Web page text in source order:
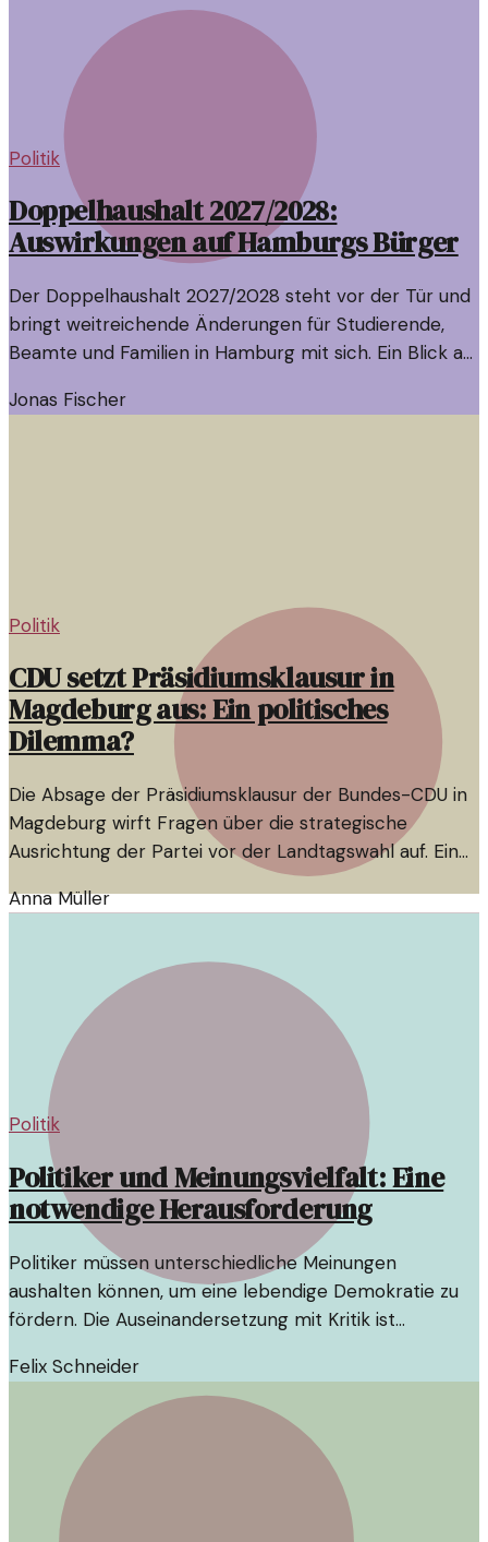
Politik
Doppelhaushalt 2027/2028:
Auswirkungen auf Hamburgs Bürger
Der Doppelhaushalt 2027/2028 steht vor der Tür und
bringt weitreichende Änderungen für Studierende,
Beamte und Familien in Hamburg mit sich. Ein Blick auf
Jonas Fischer
Politik
CDU setzt Präsidiumsklausur in
Magdeburg aus: Ein politisches
Dilemma?
Die Absage der Präsidiumsklausur der Bundes-CDU in
Magdeburg wirft Fragen über die strategische
Ausrichtung der Partei vor der Landtagswahl auf. Ein
Blick auf die Hintergründe und möglichen
Konsequenzen.
Anna Müller
Politik
Politiker und Meinungsvielfalt: Eine
notwendige Herausforderung
Politiker müssen unterschiedliche Meinungen
aushalten können, um eine lebendige Demokratie zu
fördern. Die Auseinandersetzung mit Kritik ist
Felix Schneider